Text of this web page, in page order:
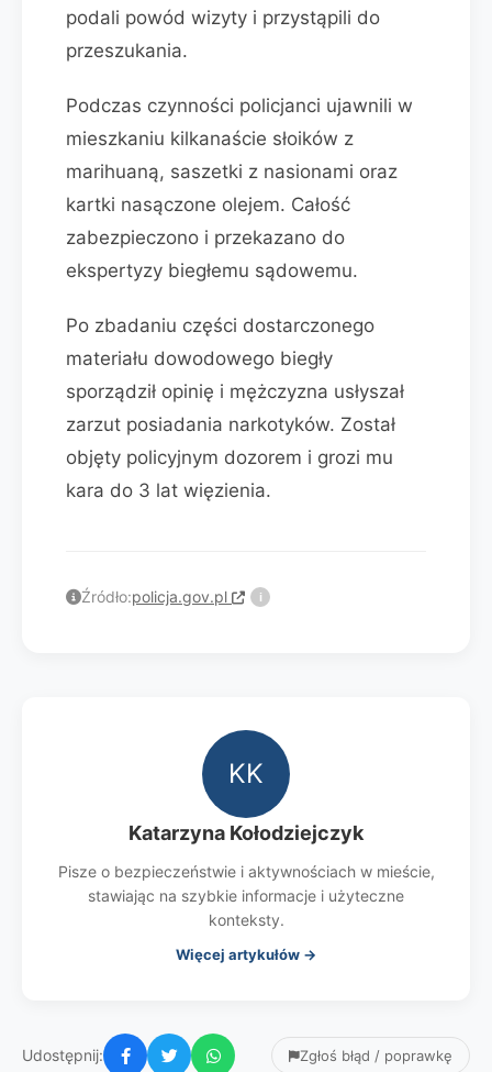
podali powód wizyty i przystąpili do
przeszukania.
Podczas czynności policjanci ujawnili w
mieszkaniu kilkanaście słoików z
marihuaną, saszetki z nasionami oraz
kartki nasączone olejem. Całość
zabezpieczono i przekazano do
ekspertyzy biegłemu sądowemu.
Po zbadaniu części dostarczonego
materiału dowodowego biegły
sporządził opinię i mężczyzna usłyszał
zarzut posiadania narkotyków. Został
objęty policyjnym dozorem i grozi mu
kara do 3 lat więzienia.
Źródło:policja.gov.pl i
KK
Katarzyna Kołodziejczyk
Pisze o bezpieczeństwie i aktywnościach w mieście,
stawiając na szybkie informacje i użyteczne
konteksty.
Więcej artykułów →
Udostępnij: Zgłoś błąd / poprawkę